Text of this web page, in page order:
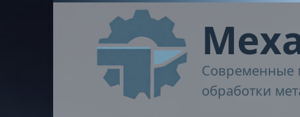
Современные
обработки